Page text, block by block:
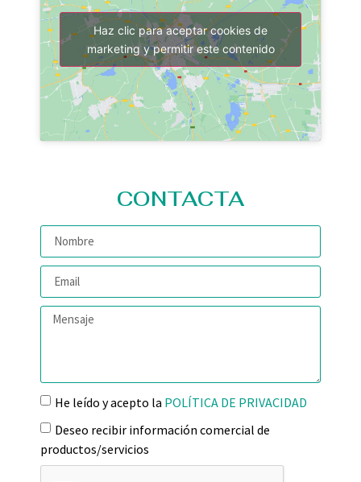
Haz clic para aceptar cookies de
marketing y permitir este contenido
CONTACTA
He leído y acepto la POLÍTICA DE PRIVACIDAD
Deseo recibir información comercial de
productos/servicios